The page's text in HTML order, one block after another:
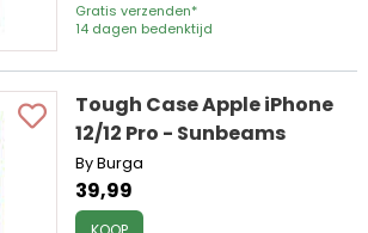
Gratis verzenden*
14 dagen bedenktijd
Tough Case Apple iPhone
12/12 Pro - Sunbeams
By Burga
39,99